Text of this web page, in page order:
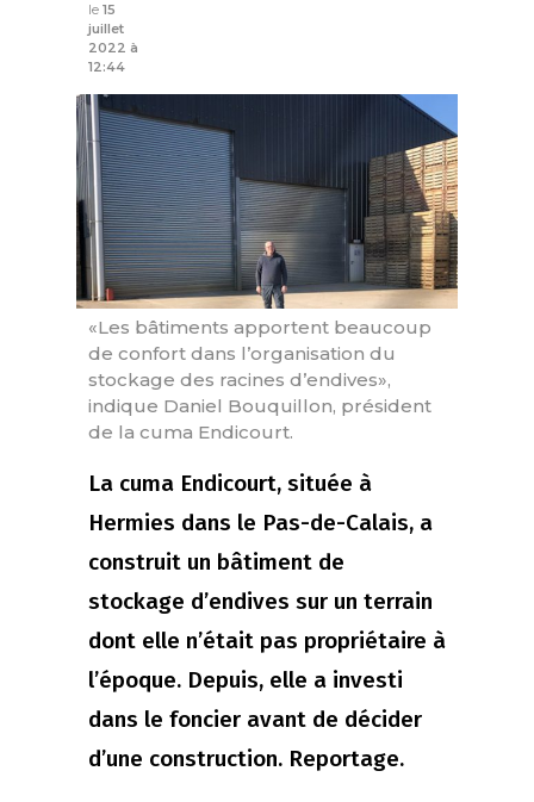
le 15
juillet
2022 à
12:44
«Les bâtiments apportent beaucoup
de confort dans l’organisation du
stockage des racines d’endives»,
indique Daniel Bouquillon, président
de la cuma Endicourt.
La cuma Endicourt, située à
Hermies dans le Pas-de-Calais, a
construit un bâtiment de
stockage d’endives sur un terrain
dont elle n’était pas propriétaire à
l’époque. Depuis, elle a investi
dans le foncier avant de décider
d’une construction. Reportage.